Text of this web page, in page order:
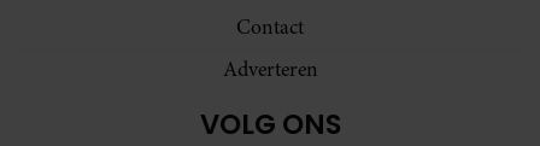
Contact
Adverteren
VOLG ONS